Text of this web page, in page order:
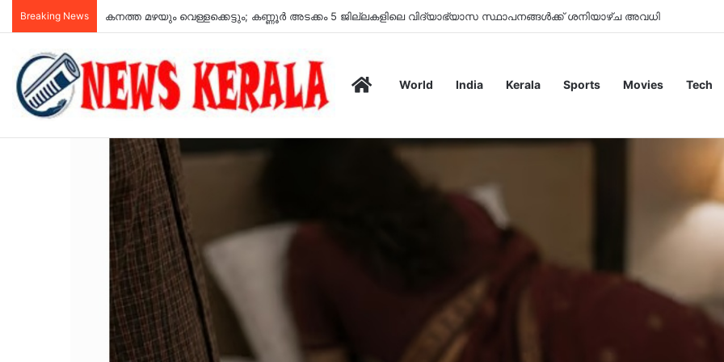
Breaking News യുപിഐ പേയ്മെന്‍റുകൾ സൗജന്യമായി തുടരും; ഉപഭോക്താക്കളിൽ നിന്ന് ചാർജ് ഈടാക്കില്ലെന്ന് പെയ്മെന്‍റ്
HomeWorld India Kerala Sports Movies Tech